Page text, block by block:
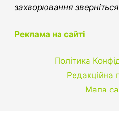
захворювання
Реклама на сайті
Політика
Редакційна
Мапа